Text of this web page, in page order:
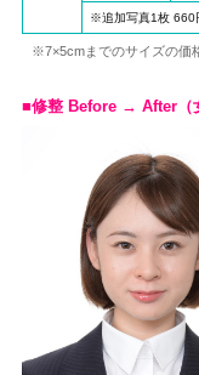
※追加写真1枚 660
※7×5cmまでのサイズの価
■修整 Before → After（